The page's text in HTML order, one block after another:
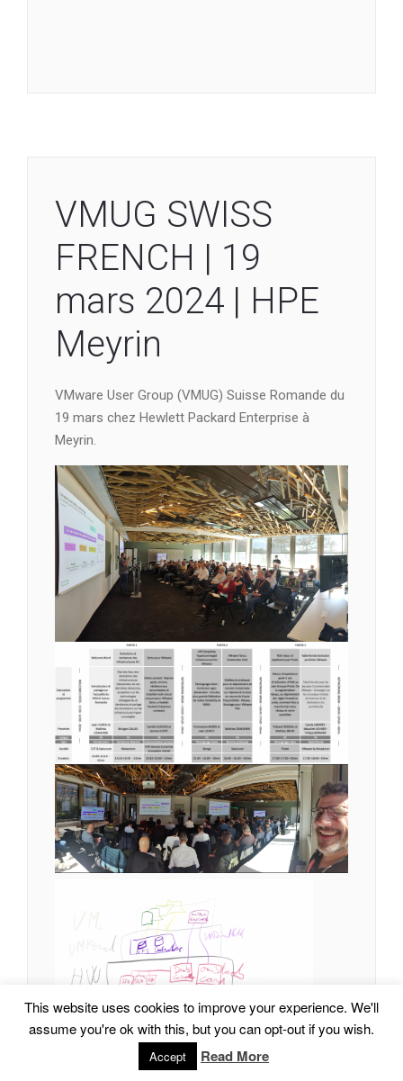
VMUG SWISS
FRENCH | 19
mars 2024 | HPE
Meyrin
VMware User Group (VMUG) Suisse Romande du
19 mars chez Hewlett Packard Enterprise à
Meyrin.
This website uses cookies to improve your experience. We'll
assume you're ok with this, but you can opt-out if you wish.
Accept Read More